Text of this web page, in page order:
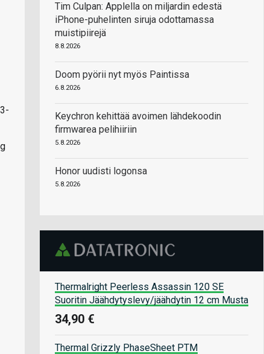
Tim Culpan: Applella on miljardin edestä
iPhone-puhelinten siruja odottamassa
muistipiirejä
8.8.2026
Doom pyörii nyt myös Paintissa
6.8.2026
Keychron kehittää avoimen lähdekoodin
firmwarea pelihiiriin
5.8.2026
Honor uudisti logonsa
5.8.2026
Thermalright Peerless Assassin 120 SE
Suoritin Jäähdytyslevy/jäähdytin 12 cm Musta
34,90 €
Thermal Grizzly PhaseSheet PTM